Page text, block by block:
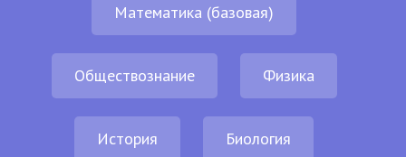
Математика (базовая)
Обществознание Физика
История Биология